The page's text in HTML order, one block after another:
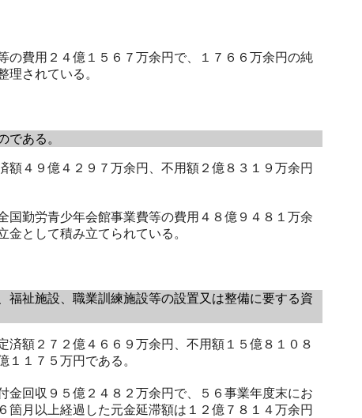
費用２４億１５６７万余円で、１７６６万余円の純
されている。
ある。
４９億４２９７万余円、不用額２億８３１９万余円
勤労青少年会館事業費等の費用４８億９４８１万余
として積み立てられている。
祉施設、職業訓練施設等の設置又は整備に要する資
額２７２億４６６９万余円、不用額１５億８１０８
１７５万円である。
回収９５億２４８２万余円で、５６事業年度末にお
月以上経過した元金延滞額は１２億７８１４万余円